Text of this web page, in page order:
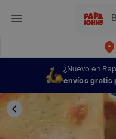
¿Nuevo en
envíos gratis